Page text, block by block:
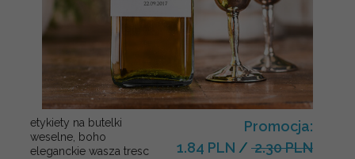
etykiety na butelki
weselne, boho
eleganckie wasza tresc
Promocja:
1.84 PLN / 2.30 PLN